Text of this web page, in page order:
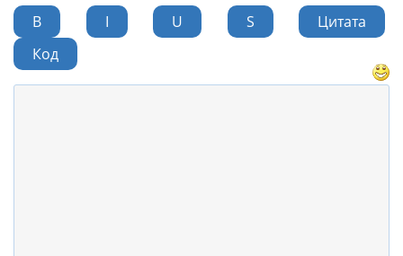
B I U S
Цитата
Код